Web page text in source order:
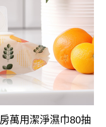
萬用潔淨濕巾80抽